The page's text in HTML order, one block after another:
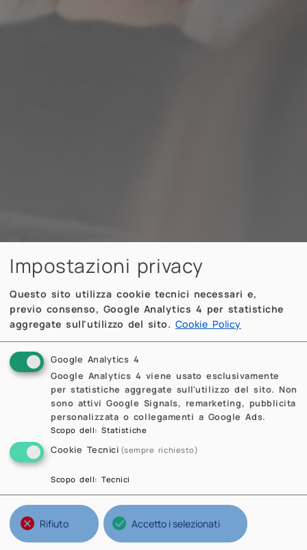
Impostazioni privacy
Questo sito utilizza cookie tecnici necessari e,
previo consenso, Google Analytics 4 per statistiche
aggregate sull'utilizzo del sito. Cookie Policy
Google Analytics 4
Google Analytics 4 viene usato esclusivamente
per statistiche aggregate sull'utilizzo del sito. Non
sono attivi Google Signals, remarketing, pubblicita
personalizzata o collegamenti a Google Ads.
Scopo dell:Statistiche
Cookie Tecnici (sempre richiesto)
Scopo dell:Tecnici
Rifiuto Accetto i selezionati